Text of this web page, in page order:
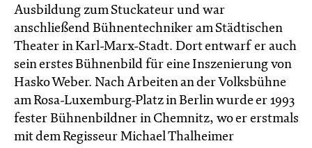
Ausbildung zum Stuckateur und war
anschließend Bühnentechniker am Städtischen
Theater in Karl-Marx-Stadt. Dort entwarf er auch
sein erstes Bühnenbild für eine Inszenierung von
Hasko Weber. Nach Arbeiten an der Volksbühne
am Rosa-Luxemburg-Platz in Berlin wurde er 1993
fester Bühnenbildner in Chemnitz, wo er erstmals
mit dem Regisseur Michael Thalheimer